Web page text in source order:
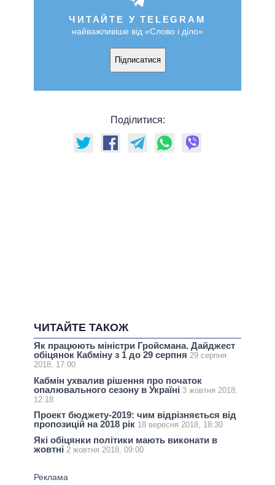
ЧИТАЙТЕ У TELEGRAM
найважливіше від «Слово і діло»
Підписатися
Поділитися:
ЧИТАЙТЕ ТАКОЖ
Як працюють міністри Гройсмана. Дайджест
обіцянок Кабміну з 1 до 29 серпня 29 серпня
2018, 17:00
Кабмін ухвалив рішення про початок
опалювального сезону в Україні 3 жовтня 2018,
12:18
Проект бюджету-2019: чим відрізняється від
пропозицій на 2018 рік 18 вересня 2018, 18:30
Які обіцянки політики мають виконати в
жовтні 2 жовтня 2018, 09:00